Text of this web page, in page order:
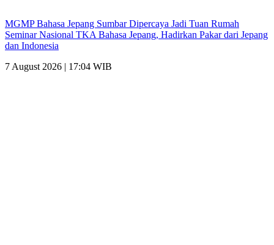
MGMP Bahasa Jepang Sumbar Dipercaya Jadi Tuan Rumah
Seminar Nasional TKA Bahasa Jepang, Hadirkan Pakar dari Jepang
dan Indonesia
7 August 2026 | 17:04 WIB